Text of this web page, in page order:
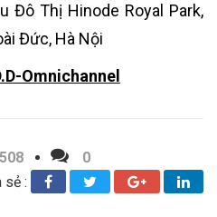
Đô Thị Hinode Royal Park,
Đức, Hà Nội
Omnichannel
0
sẻ :